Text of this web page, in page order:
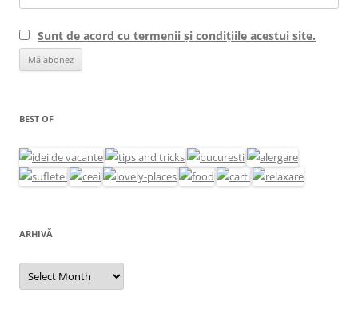
Sunt de acord cu termenii și condițiile acestui site.
BEST OF
ARHIVĂ
Arhivă